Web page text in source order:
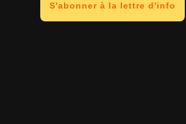
S'abonner à la lettre d'info